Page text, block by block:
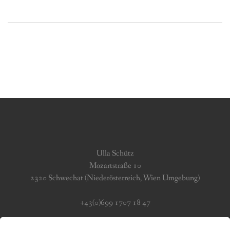
Ulla Schütz
Mozartstraße 10
2320 Schwechat (Niederösterreich, Wien Umgebung)
+43(0)699 1707 18 47